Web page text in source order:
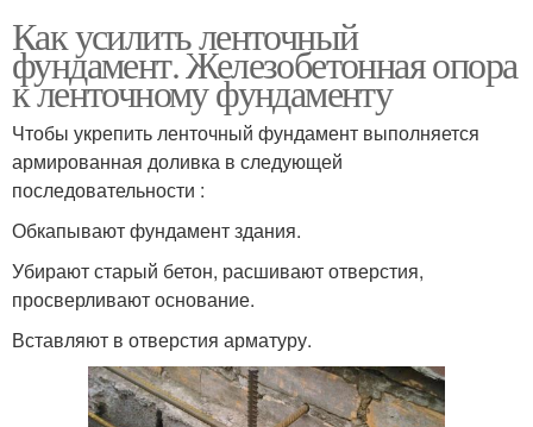
Как усилить ленточный
фундамент. Железобетонная опора
к ленточному фундаменту
Чтобы укрепить ленточный фундамент выполняется
армированная доливка в следующей
последовательности :
Обкапывают фундамент здания.
Убирают старый бетон, расшивают отверстия,
просверливают основание.
Вставляют в отверстия арматуру.